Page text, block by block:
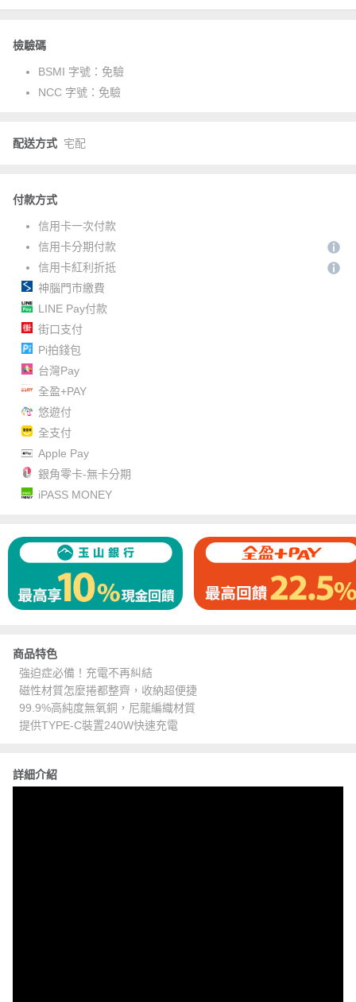
檢驗碼
BSMI 字號： 免驗
NCC 字號： 免驗
配送方式 宅配
付款方式
信用卡一次付款
信用卡分期付款
信用卡紅利折抵
神腦門市繳費
LINE Pay付款
街口支付
Pi拍錢包
台灣Pay
全盈+PAY
悠遊付
全支付
Apple Pay
銀角零卡-無卡分期
iPASS MONEY
商品特色
強迫症必備！充電不再糾結
磁性材質怎麼捲都整齊，收納超便捷
99.9%高純度無氧銅，尼龍編織材質
提供TYPE-C裝置240W快速充電
詳細介紹